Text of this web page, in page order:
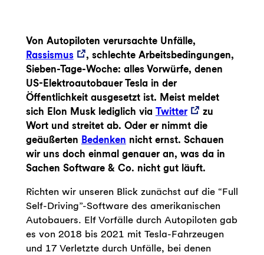
Von Autopiloten verursachte Unfälle,
Rassismus
, schlechte Arbeitsbedingungen,
Sieben-Tage-Woche: alles Vorwürfe, denen
US-Elektroautobauer Tesla in der
Öffentlichkeit ausgesetzt ist. Meist meldet
sich Elon Musk lediglich via Twitter
zu
Wort und streitet ab. Oder er nimmt die
geäußerten Bedenken nicht ernst. Schauen
wir uns doch einmal genauer an, was da in
Sachen Software & Co. nicht gut läuft.
Richten wir unseren Blick zunächst auf die “Full
Self-Driving”-Software des amerikanischen
Autobauers. Elf Vorfälle durch Autopiloten gab
es von 2018 bis 2021 mit Tesla-Fahrzeugen
und 17 Verletzte durch Unfälle, bei denen